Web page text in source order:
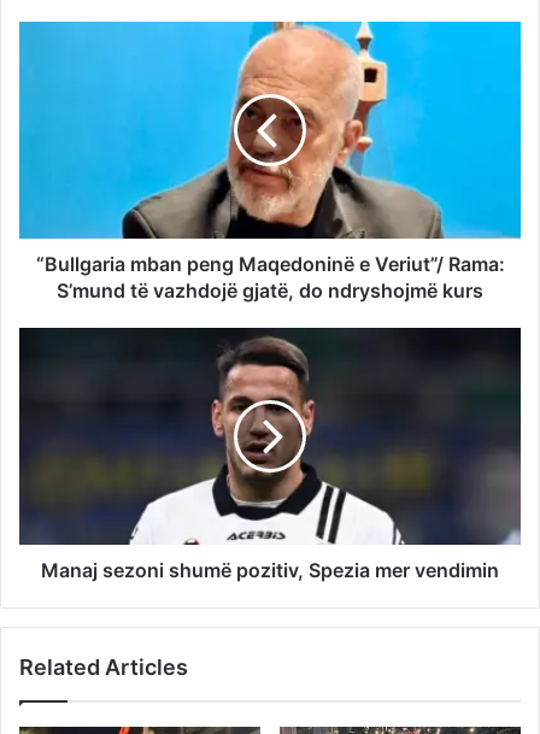
“Bullgaria mban peng Maqedoninë e Veriut”/ Rama:
S’mund të vazhdojë gjatë, do ndryshojmë kurs
Manaj sezoni shumë pozitiv, Spezia mer vendimin
Related Articles